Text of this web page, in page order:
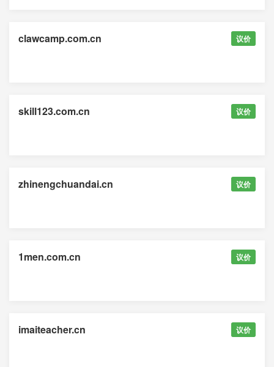
clawcamp.com.cn 议价
skill123.com.cn 议价
zhinengchuandai.cn 议价
1men.com.cn 议价
imaiteacher.cn 议价